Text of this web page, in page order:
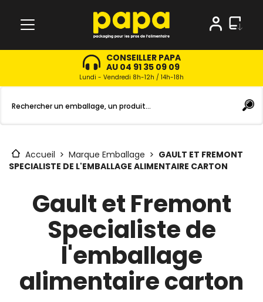
CONSEILLER PAPA
AU 04 91 35 09 09
Lundi - Vendredi 8h-12h / 14h-18h
Accueil Marque Emballage
GAULT ET FREMONT
SPECIALISTE DE L'EMBALLAGE ALIMENTAIRE CARTON
Gault et Fremont
Specialiste de
l'emballage
alimentaire carton